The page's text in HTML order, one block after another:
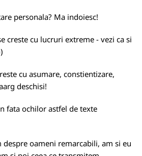
personala? Ma indoiesc!
creste cu lucruri extreme - vezi ca si
cu asumare, constientizare,
deschisi!
fata ochilor astfel de texte
oameni remarcabili, am si eu